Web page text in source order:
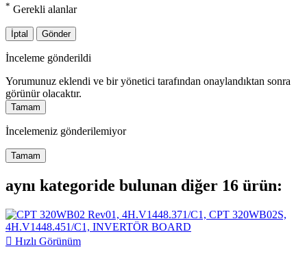
* Gerekli alanlar
İptal Gönder
İnceleme gönderildi
Yorumunuz eklendi ve bir yönetici tarafından onaylandıktan sonra
görünür olacaktır.
Tamam
İncelemeniz gönderilemiyor
Tamam
aynı kategoride bulunan diğer 16 ürün:
 Hızlı Görünüm